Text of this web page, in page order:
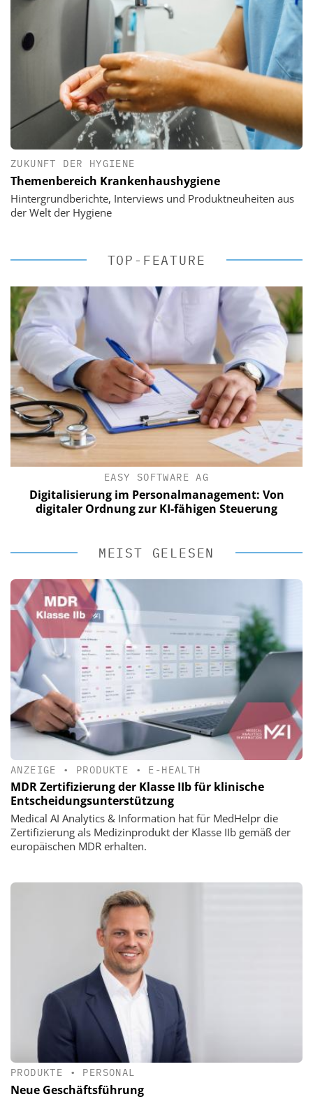
ZUKUNFT DER HYGIENE
Themenbereich Krankenhaushygiene
Hintergrundberichte, Interviews und Produktneuheiten aus
der Welt der Hygiene
TOP-FEATURE
EASY SOFTWARE AG
Digitalisierung im Personalmanagement: Von
digitaler Ordnung zur KI-fähigen Steuerung
MEIST GELESEN
ANZEIGE • PRODUKTE • E-HEALTH
MDR Zertifizierung der Klasse IIb für klinische
Entscheidungsunterstützung
Medical AI Analytics & Information hat für MedHelpr die
Zertifizierung als Medizinprodukt der Klasse IIb gemäß der
europäischen MDR erhalten.
PRODUKTE • PERSONAL
Neue Geschäftsführung